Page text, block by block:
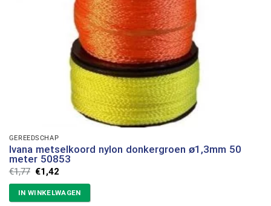
GEREEDSCHAP
Ivana metselkoord nylon donkergroen ø1,3mm 50
meter 50853
€1,77 Oorspronkelijke
prijs
was:
€1,77.
€1,42
is:
€1,42.
IN WINKELWAGEN